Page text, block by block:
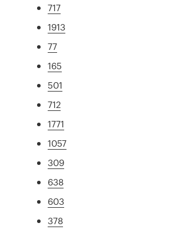
717
1913
77
165
501
712
1771
1057
309
638
603
378